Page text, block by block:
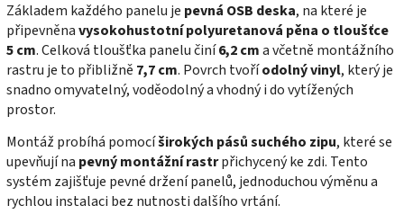
Základem každého panelu je pevná OSB deska, na které je
připevněnavysokohustotní polyuretanová pěna o tloušťce
5 cm. Celková tloušťka panelu činí6,2 cma včetně montážního
rastru je to přibližně 7,7 cm. Povrch tvoříodolný vinyl, který je
snadno omyvatelný, voděodolný a vhodný i do vytížených
prostor.
Montáž probíhá pomocíširokých pásů suchého zipu, které se
upevňují na pevný montážní rastrpřichycený ke zdi. Tento
systém zajišťuje pevné držení panelů, jednoduchou výměnu a
rychlou instalaci bez nutnosti dalšího vrtání.